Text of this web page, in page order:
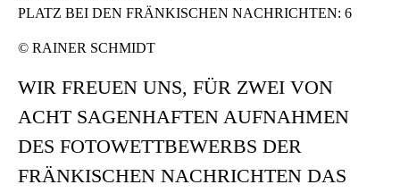
PLATZ BEI DEN FRÄNKISCHEN NACHRICHTEN: 6
© RAINER SCHMIDT
WIR FREUEN UNS, FÜR ZWEI VON
ACHT SAGENHAFTEN AUFNAHMEN
DES FOTOWETTBEWERBS DER
FRÄNKISCHEN NACHRICHTEN DAS